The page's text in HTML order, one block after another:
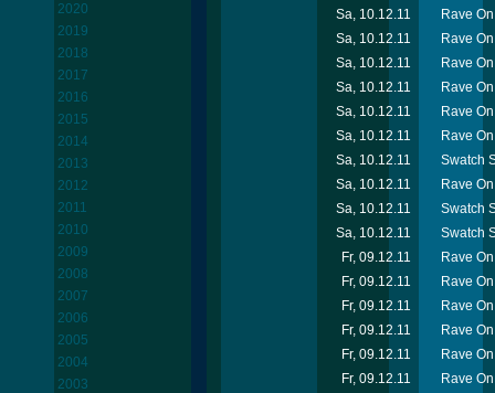
2020
2019
2018
2017
2016
2015
2014
2013
2012
2011
2010
2009
2008
2007
2006
2005
2004
2003
Sa, 10.12.11
Rave
Sa, 10.12.11
Rave
Sa, 10.12.11
Rave
Sa, 10.12.11
Rave
Sa, 10.12.11
Rave
Sa, 10.12.11
Rave
Sa, 10.12.11
Swatch
Sa, 10.12.11
Rave
Sa, 10.12.11
Swatch
Sa, 10.12.11
Swatch
Fr, 09.12.11
Rave
Fr, 09.12.11
Rave
Fr, 09.12.11
Rave
Fr, 09.12.11
Rave
Fr, 09.12.11
Rave
Fr, 09.12.11
Rave